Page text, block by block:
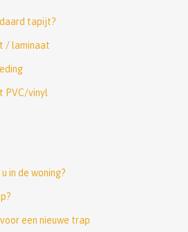
tapijt?
/ laminaat
PVC/vinyl
in de woning?
een nieuwe trap